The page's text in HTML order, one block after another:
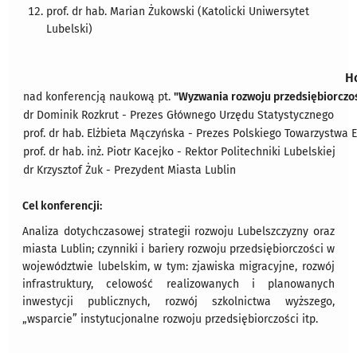
prof. dr hab. Marian Żukowski (Katolicki Uniwersytet
Lubelski)
nad konferencją naukową pt."Wyzwania rozwoju
dr Dominik Rozkrut - Prezes Głównego Urzędu Statystycznego
prof. dr hab. Elżbieta Mączyńska - Prezes Polskiego Towarzystwa
prof. dr hab. inż. Piotr Kacejko - Rektor Politechniki Lubelskiej
dr Krzysztof Żuk - Prezydent Miasta Lublin
Cel konferencji:
Analiza dotychczasowej strategii rozwoju Lubelszczyzny oraz
miasta Lublin; czynniki i bariery rozwoju przedsiębiorczości w
województwie lubelskim, w tym: zjawiska migracyjne, rozwój
infrastruktury, celowość realizowanych i planowanych
inwestycji publicznych, rozwój szkolnictwa wyższego,
„wsparcie” instytucjonalne rozwoju przedsiębiorczości itp.